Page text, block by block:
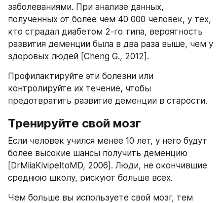
заболеваниями. При анализе данных,
полученных от более чем 40 000 человек, у тех,
кто страдал диабетом 2-го типа, вероятность
развития деменции была в два раза выше, чем у
здоровых людей [Cheng G., 2012].
Профилактируйте эти болезни или
контролируйте их течение, чтобы
предотвратить развитие деменции в старости.
Тренируйте свой мозг
Если человек учился менее 10 лет, у него будут
более высокие шансы получить деменцию
[DrMiiaKivipeltoMD, 2006]. Люди, не окончившие
среднюю школу, рискуют больше всех.
Чем больше вы используете свой мозг, тем